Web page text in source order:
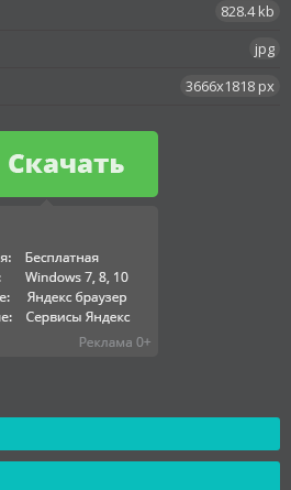
828.4 kb
jpg
3666x1818 px